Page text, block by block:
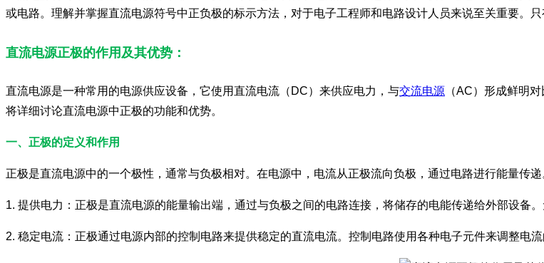
或电路。理解并掌握直流电源符号中正负极的标示方法，对于电子工程师和电路设计人员来说至关重要。
直流电源正极的作用及其优势：
直流电源是一种常用的电源供应设备，它使用直流电流（DC）来供应电力，与交流电源 （AC）形成鲜明
将详细讨论直流电源中正极的功能和优势。
一、正极的定义和作用
正极是直流电源中的一个极性，通常与负极相对。在电源中，电流从正极流向负极，通过电路进行能量传
1. 提供电力：正极是直流电源的能量输出端，通过与负极之间的电路连接，将储存的电能传递给外部设备
2. 稳定电流：正极通过电源内部的控制电路来提供稳定的直流电流。控制电路使用各种电子元件来调整电